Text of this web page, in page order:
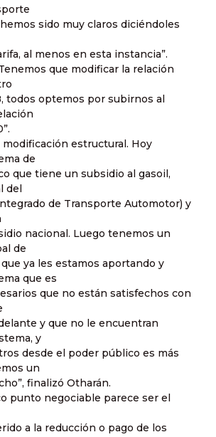
sido muy claros diciéndoles
al menos en esta instancia”.
que modificar la relación
todos optemos por subirnos al
modificación estructural. Hoy
de
que tiene un subsidio al gasoil,
del
de Transporte Automotor) y
nacional. Luego tenemos un
de
ya les estamos aportando y
que es
que no están satisfechos con
y que no le encuentran
y
desde el poder público es más
un
finalizó Otharán.
punto negociable parece ser el
a la reducción o pago de los